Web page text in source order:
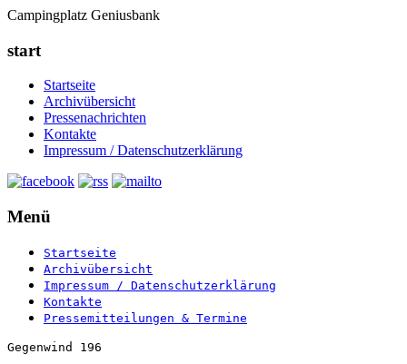
Campingplatz Geniusbank
start
Startseite
Archivübersicht
Pressenachrichten
Kontakte
Impressum / Datenschutzerklärung
Menü
Startseite
Archivübersicht
Impressum / Datenschutzerklärung
Kontakte
Pressemitteilungen & Termine
Gegenwind 196